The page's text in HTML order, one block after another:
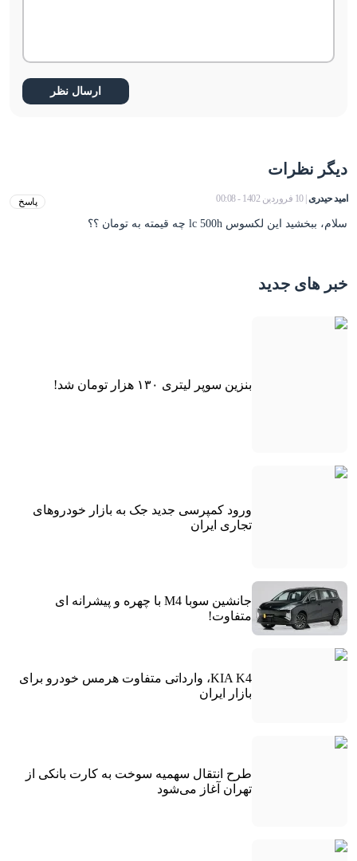
دیگر نظرات
امید حیدری | 10 فروردین 1402 - 00:08
سلام، ببخشید این لکسوس lc 500h چه قیمته به تومان ؟؟
پاسخ
خبر های جدید
بنزین سوپر لیتری ۱۳۰ هزار تومان شد!
ورود کمپرسی جدید جک به بازار خودروهای
تجاری ایران
جانشین سوبا M4 با چهره و پیشرانه ای
متفاوت!
KIA K4، وارداتی متفاوت هرمس خودرو برای
بازار ایران
طرح انتقال سهمیه سوخت به کارت بانکی از
تهران آغاز می‌شود